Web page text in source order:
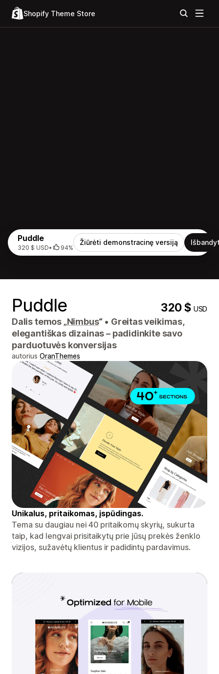
Shopify Theme Store
Puddle
320 $ USD• 94%
Žiūrėti demonstracinę versiją
Puddle 320 $USD
Dalis temos „Nimbus“ • Greitas veikimas,
elegantiškas dizainas – padidinkite savo
parduotuvės konversijas
autorius OranThemes
Unikalus, pritaikomas, įspūdingas.
Tema su daugiau nei 40 pritaikomų skyrių, sukurta
taip, kad lengvai prisitaikytų prie jūsų prekės ženklo
vizijos, sužavėtų klientus ir padidintų pardavimus.